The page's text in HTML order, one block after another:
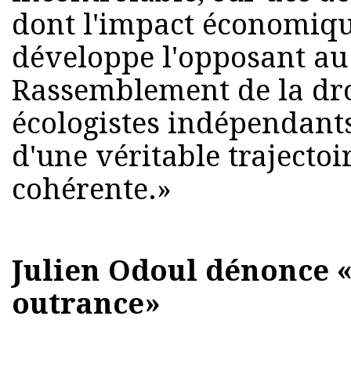
dont l'impact
développe l'opposant
Rassemblement de la
écologistes
d'une véritable
cohérente.»
Julien Odoul dénonce
outrance»